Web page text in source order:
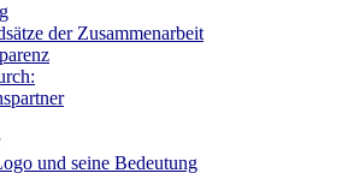
der Zusammenarbeit
und seine Bedeutung